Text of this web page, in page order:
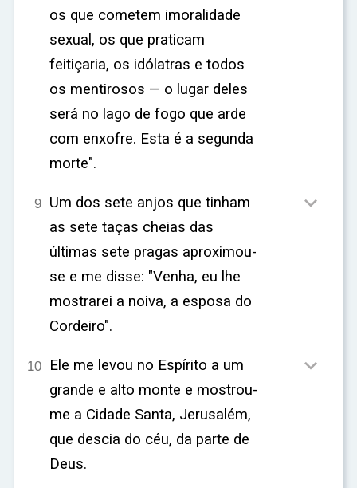
os que cometem imoralidade
sexual, os que praticam
feitiçaria, os idólatras e todos
os mentirosos — o lugar deles
será no lago de fogo que arde
com enxofre. Esta é a segunda
morte".
9 Um dos sete anjos que tinham
as sete taças cheias das
últimas sete pragas aproximou-
se e me disse: "Venha, eu lhe
mostrarei a noiva, a esposa do
Cordeiro".

10 Ele me levou no Espírito a um
grande e alto monte e mostrou-
me a Cidade Santa, Jerusalém,
que descia do céu, da parte de
Deus.
